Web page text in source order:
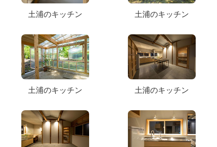
土浦のキッチン 土浦のキッチン
土浦のキッチン 土浦のキッチン